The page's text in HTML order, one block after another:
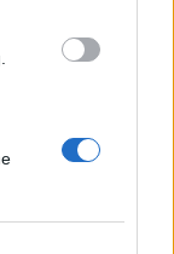
πόλεις της